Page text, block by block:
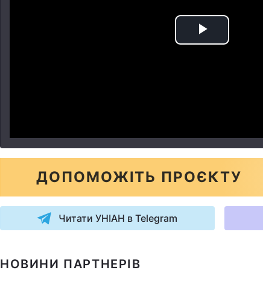
Play
ДОПОМОЖІТЬ ПРОЄКТУ
Читати УНІАН в Telegram
НОВИНИ ПАРТНЕРІВ